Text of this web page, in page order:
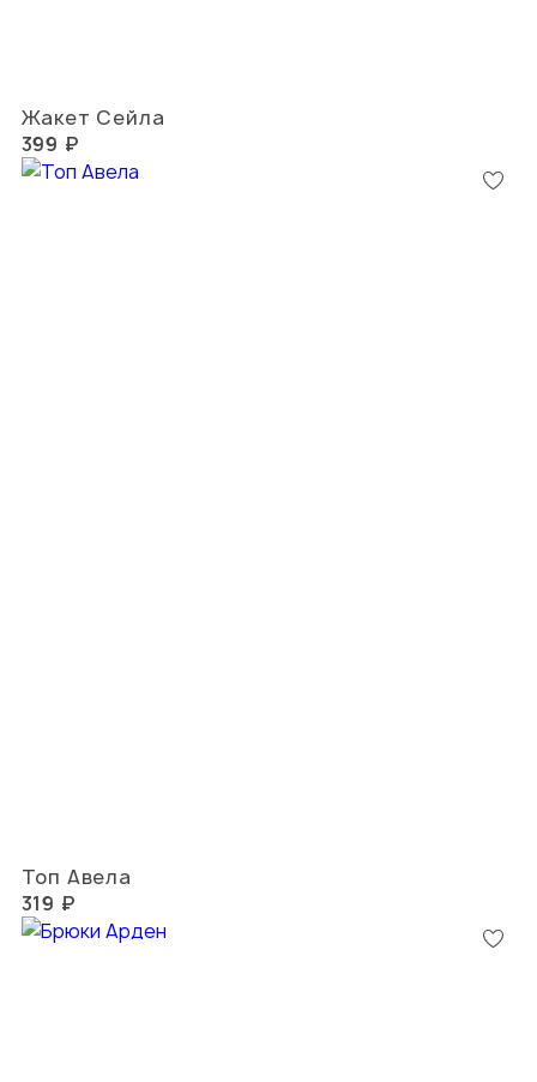
Жакет Сейла
399 ₽
Топ Авела
319 ₽